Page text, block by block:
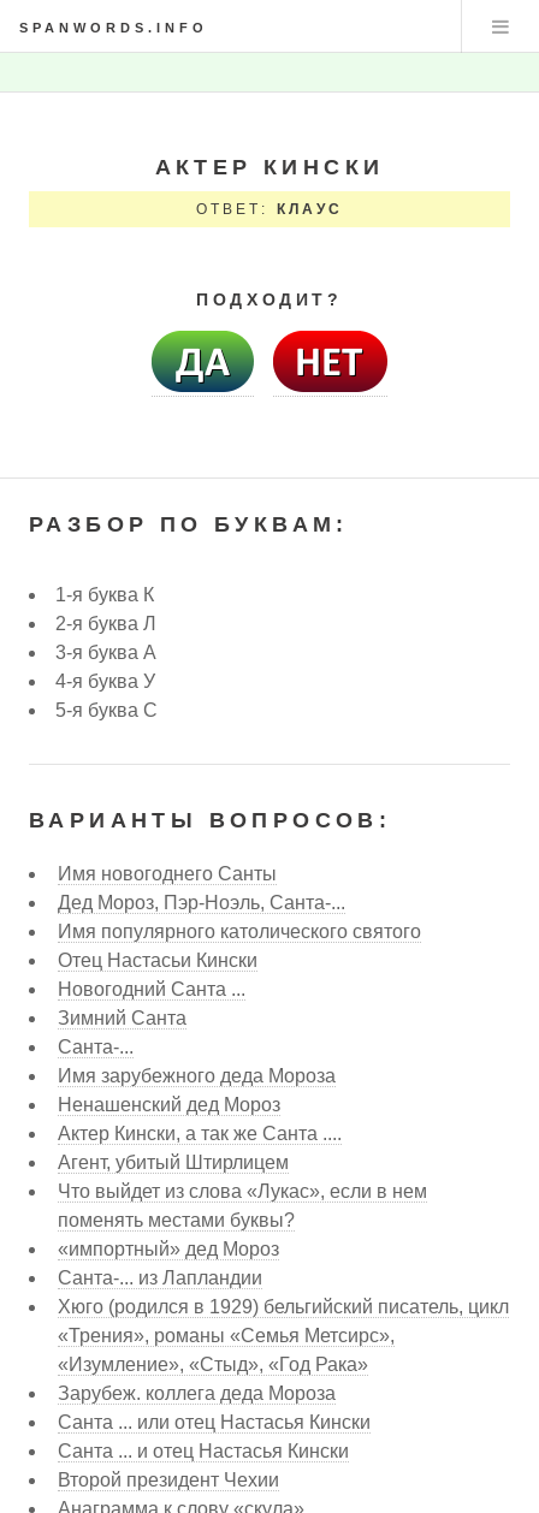
SPANWORDS.INFO
АКТЕР КИНСКИ
ОТВЕТ: КЛАУС
ПОДХОДИТ?
РАЗБОР ПО БУКВАМ:
1-я буква К
2-я буква Л
3-я буква А
4-я буква У
5-я буква С
ВАРИАНТЫ ВОПРОСОВ:
Имя новогоднего Санты
Дед Мороз, Пэр-Ноэль, Санта-...
Имя популярного католического святого
Отец Настасьи Кински
Новогодний Санта ...
Зимний Санта
Санта-...
Имя зарубежного деда Мороза
Ненашенский дед Мороз
Актер Кински, а так же Санта ....
Агент, убитый Штирлицем
Что выйдет из слова «Лукас», если в нем
поменять местами буквы?
«импортный» дед Мороз
Санта-... из Лапландии
Хюго (родился в 1929) бельгийский писатель, цикл
«Трения», романы «Семья Метсирс»,
«Изумление», «Стыд», «Год Рака»
Зарубеж. коллега деда Мороза
Санта ... или отец Настасья Кински
Санта ... и отец Настасья Кински
Второй президент Чехии
Анаграмма к слову «скула»